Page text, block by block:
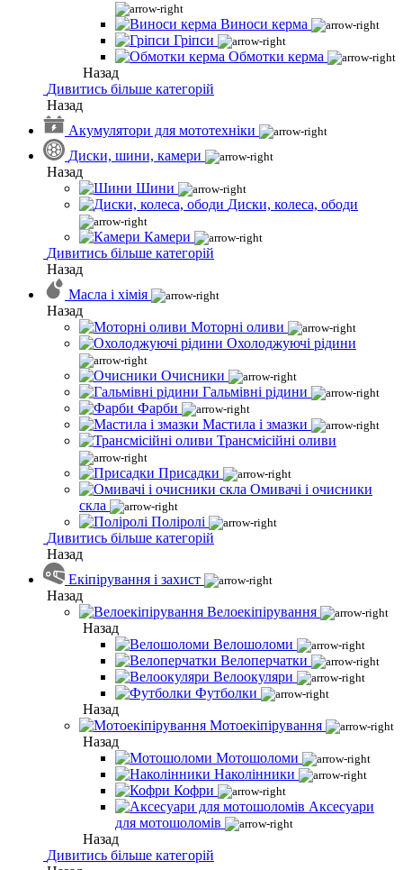
Виноси керма
Гріпси
Обмотки керма
Назад
Дивитись більше категорій
Назад
Акумулятори для мототехніки
Диски, шини, камери
Назад
Шини
Диски, колеса, ободи
Камери
Дивитись більше категорій
Назад
Масла і хімія
Назад
Моторні оливи
Охолоджуючі рідини
Очисники
Гальмівні рідини
Фарби
Мастила і змазки
Трансмісійні оливи
Присадки
Омивачі і очисники
скла
Поліролі
Дивитись більше категорій
Назад
Екіпірування і захист
Назад
Велоекіпірування
Назад
Велошоломи
Велоперчатки
Велоокуляри
Футболки
Назад
Мотоекіпірування
Назад
Мотошоломи
Наколінники
Кофри
Аксесуари
для мотошоломів
Назад
Дивитись більше категорій